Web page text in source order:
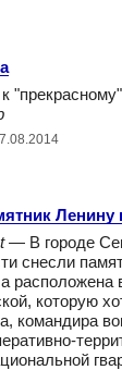
"прекрасному"
Ленину
— В городе
снесли
расположена
которую
командира